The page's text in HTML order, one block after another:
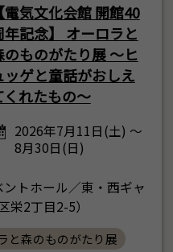
【電気文化会館 開館40
年記念】 オーロラと
のものがたり展 ～ヒ
ッゲと童話がおしえ
くれたもの～
2026年7月11日(土) ～
8月30日(日)
トホール／東・西ギャ
栄2丁目2-5）
と森のものがたり展